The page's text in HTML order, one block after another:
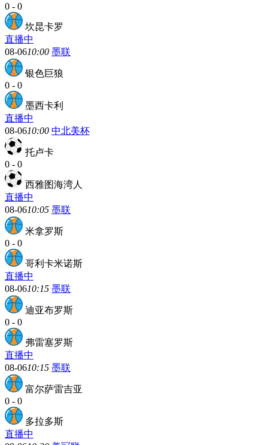
0 - 0
坎昆卡罗
直播中
08-0610:00 墨联
银色巨狼
0 - 0
墨西卡利
直播中
08-0610:00 中北美杯
托卢卡
0 - 0
西雅图海湾人
直播中
08-0610:05 墨联
米拿罗斯
0 - 0
哥利卡米诺斯
直播中
08-0610:15 墨联
迪亚布罗斯
0 - 0
弗雷塞罗斯
直播中
08-0610:15 墨联
富尔萨雷吉亚
0 - 0
多拉多斯
直播中